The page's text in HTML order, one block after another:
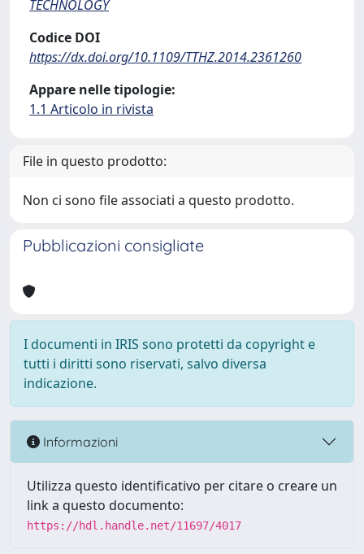
TECHNOLOGY
Codice DOI
https://dx.doi.org/10.1109/TTHZ.2014.2361260
Appare nelle tipologie:
1.1 Articolo in rivista
File in questo prodotto:
Non ci sono file associati a questo prodotto.
Pubblicazioni consigliate
I documenti in IRIS sono protetti da copyright e
tutti i diritti sono riservati, salvo diversa
indicazione.
Informazioni
Utilizza questo identificativo per citare o creare un
link a questo documento:
https://hdl.handle.net/11697/4017